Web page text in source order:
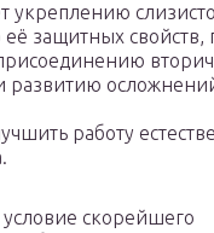
укреплению
защитных свойств,
развитию
работу
скорейшего